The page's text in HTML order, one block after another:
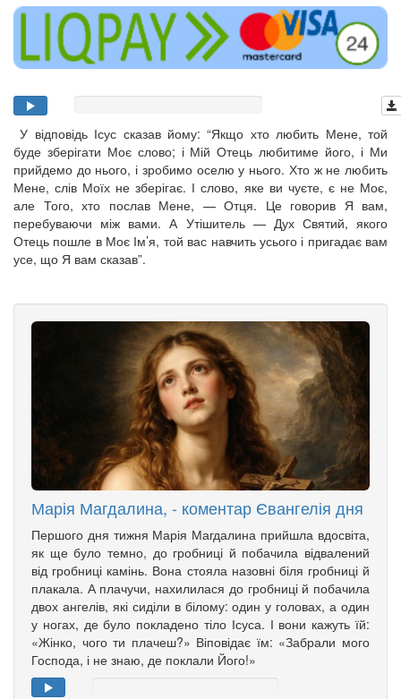
У відповідь Ісус сказав йому: “Якщо хто любить Мене, той
буде зберігати Моє слово; і Мій Отець любитиме його, і Ми
прийдемо до нього, і зробимо оселю у нього. Хто ж не любить
Мене, слів Моїх не зберігає. І слово, яке ви чуєте, є не Моє,
але Того, хто послав Мене, — Отця. Це говорив Я вам,
перебуваючи між вами. А Утішитель — Дух Святий, якого
Отець пошле в Моє Ім’я, той вас навчить усього і пригадає вам
усе, що Я вам сказав”.
Марія Магдалина, - коментар Євангелія дня
Першого дня тижня Марія Магдалина прийшла вдосвіта,
як ще було темно, до гробниці й побачила відвалений
від гробниці камінь. Вона стояла назовні біля гробниці й
плакала. А плачучи, нахилилася до гробниці й побачила
двох ангелів, які сиділи в білому: один у головах, а один
у ногах, де було покладено тіло Ісуса. І вони кажуть їй:
«Жінко, чого ти плачеш?» Віповідає їм: «Забрали мого
Господа, і не знаю, де поклали Його!»